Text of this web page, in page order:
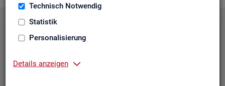
Technisch Notwendig
Statistik
Personalisierung
Details anzeigen